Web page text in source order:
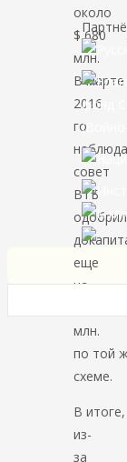
около
$ 680
млн.
В марте
2016-
го
совет
ВТБ
одобрил
еще
на
млн.
по той
схеме.
В итоге,
из-
за